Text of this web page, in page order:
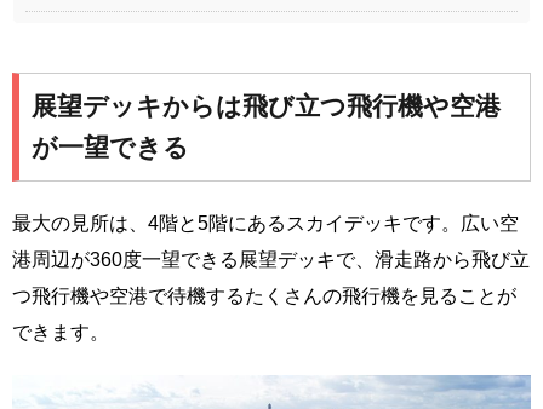
展望デッキからは飛び立つ飛行機や空港
が一望できる
最大の見所は、4階と5階にあるスカイデッキです。広い空
港周辺が360度一望できる展望デッキで、滑走路から飛び立
つ飛行機や空港で待機するたくさんの飛行機を見ることが
できます。